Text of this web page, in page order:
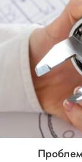
Бренд
Внутренний
Наружный